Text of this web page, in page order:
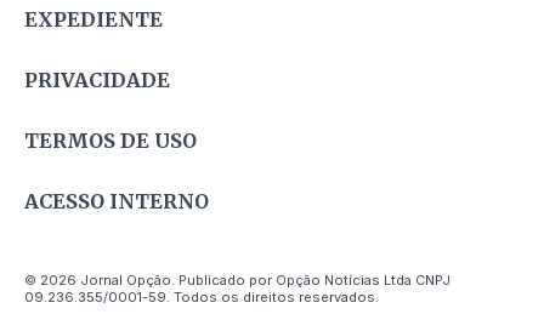
EXPEDIENTE
PRIVACIDADE
TERMOS DE USO
ACESSO INTERNO
© 2026 Jornal Opção. Publicado por Opção Notícias Ltda CNPJ
09.236.355/0001-59. Todos os direitos reservados.